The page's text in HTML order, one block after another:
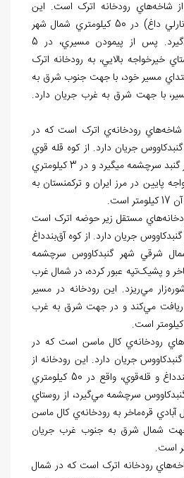
شاخههاي رودخانه اترک است. اين
قوي (نارلي داغ) در 50 کيلومتري شمال شهر
گيرد. پس از پيمودن مسيري، در 5
خيرخواجه بالايي، به رودخانه اترک
مسير خود، با جهت جنوب شرق به
با جهت شرق به غرب جريان دارد.
هاي رودخانهي اترک است که در
جريان دارد. از کوه قله قوي
در 50 کيلومتري شمال شهر گنبد سرچشمه مي‏گيرد و در 3 کيلومتري
پايين در مرز ايران و ترکمنستان به
هاي مستقل زير حوضه اترک است
جريان دارد. از کوه آقبندداغ
شمال شرقي شهر گنبدکاووس سرچشمه
و پشيکتپه عبور کرده، در شمال غرب
زار ميريزد. اين رودخانه در مسير
ميکند و در جهت شرق به غرب
هاي رودخانهي کال ماسن است که در
جريان دارد. اين رودخانه از
و قله
قوي، واقع در 50 کيلومتري
سرچشمه ميگيرد، از روستاي
آبادي قرهماخر به رودخانهي کال ماسن
جهت شمال شرق به جنوب غرب جريان
هاي رودخانه اترک است که در شمال